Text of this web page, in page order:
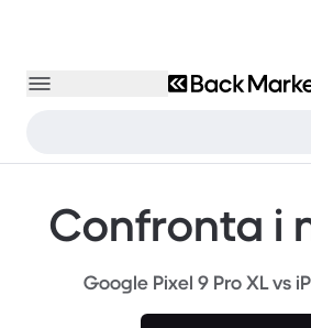
Confronta i
Google Pixel 9 Pro XL vs